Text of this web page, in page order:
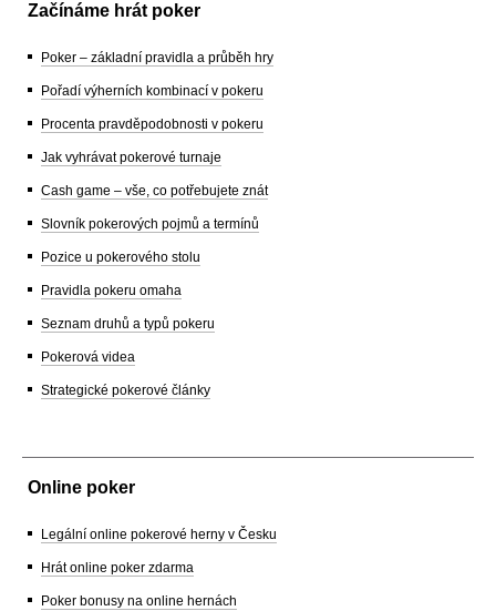
Začínáme hrát poker
Poker – základní pravidla a průběh hry
Pořadí výherních kombinací v pokeru
Procenta pravděpodobnosti v pokeru
Jak vyhrávat pokerové turnaje
Cash game – vše, co potřebujete znát
Slovník pokerových pojmů a termínů
Pozice u pokerového stolu
Pravidla pokeru omaha
Seznam druhů a typů pokeru
Pokerová videa
Strategické pokerové články
Online poker
Legální online pokerové herny v Česku
Hrát online poker zdarma
Poker bonusy na online hernách